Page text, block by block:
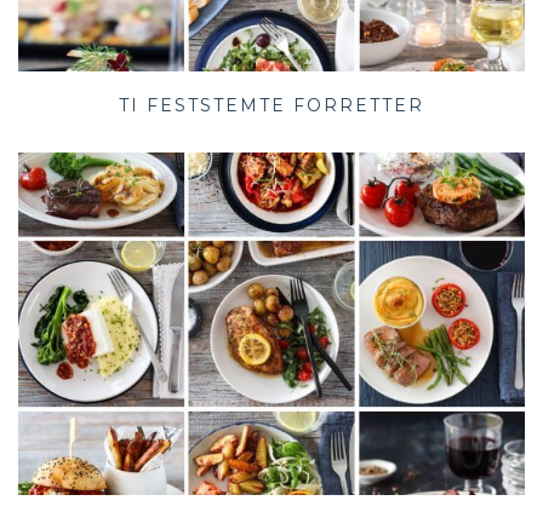
TI FESTSTEMTE FORRETTER